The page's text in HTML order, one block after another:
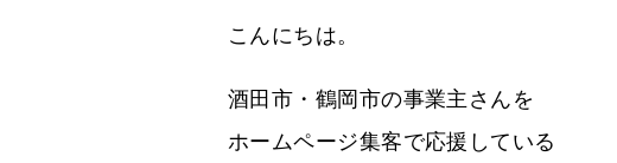
こんにちは。
酒田市・鶴岡市の事業主さんを
ホームページ集客で応援している